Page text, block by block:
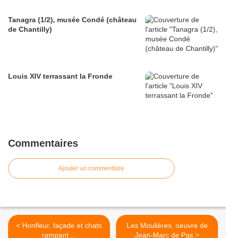
Tanagra (1/2), musée Condé (château
de Chantilly)
Louis XIV terrassant la Fronde
Commentaires
Ajouter un commentaire
< Honfleur, façade et chats
rampant ...
Les Moulières, oeuvre de
Jean-Marc de Pas >